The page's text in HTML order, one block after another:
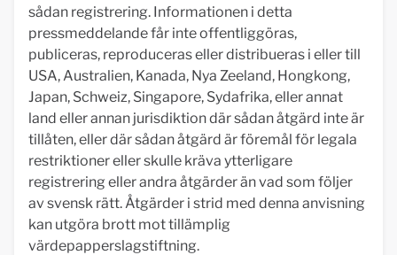
sådan registrering. Informationen i detta
pressmeddelande får inte offentliggöras,
publiceras, reproduceras eller distribueras i eller till
USA, Australien, Kanada, Nya Zeeland, Hongkong,
Japan, Schweiz, Singapore, Sydafrika, eller annat
land eller annan jurisdiktion där sådan åtgärd inte är
tillåten, eller där sådan åtgärd är föremål för legala
restriktioner eller skulle kräva ytterligare
registrering eller andra åtgärder än vad som följer
av svensk rätt. Åtgärder i strid med denna anvisning
kan utgöra brott mot tillämplig
värdepapperslagstiftning.